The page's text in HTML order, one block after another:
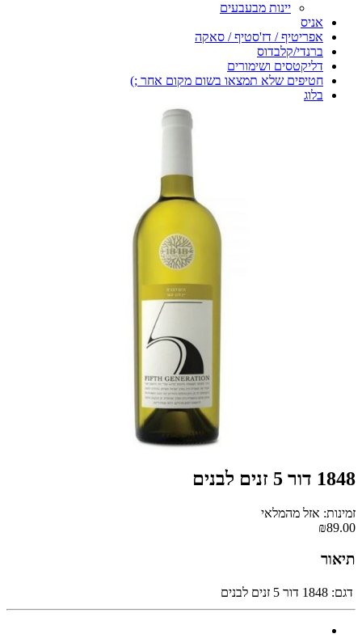
יינות מבעבעים
אניס
אפריטיף / דז'סטיף / סאקה
ברנדי/קלבדוס
דליקטסים ושימורים
חטיפים שלא תמצאו בשום מקום אחר ;)
בלוג
1848 דור 5 זנים לבנים
זמינות: אזל מהמלאי
₪89.00
תיאור
דגם: 1848 דור 5 זנים לבנים